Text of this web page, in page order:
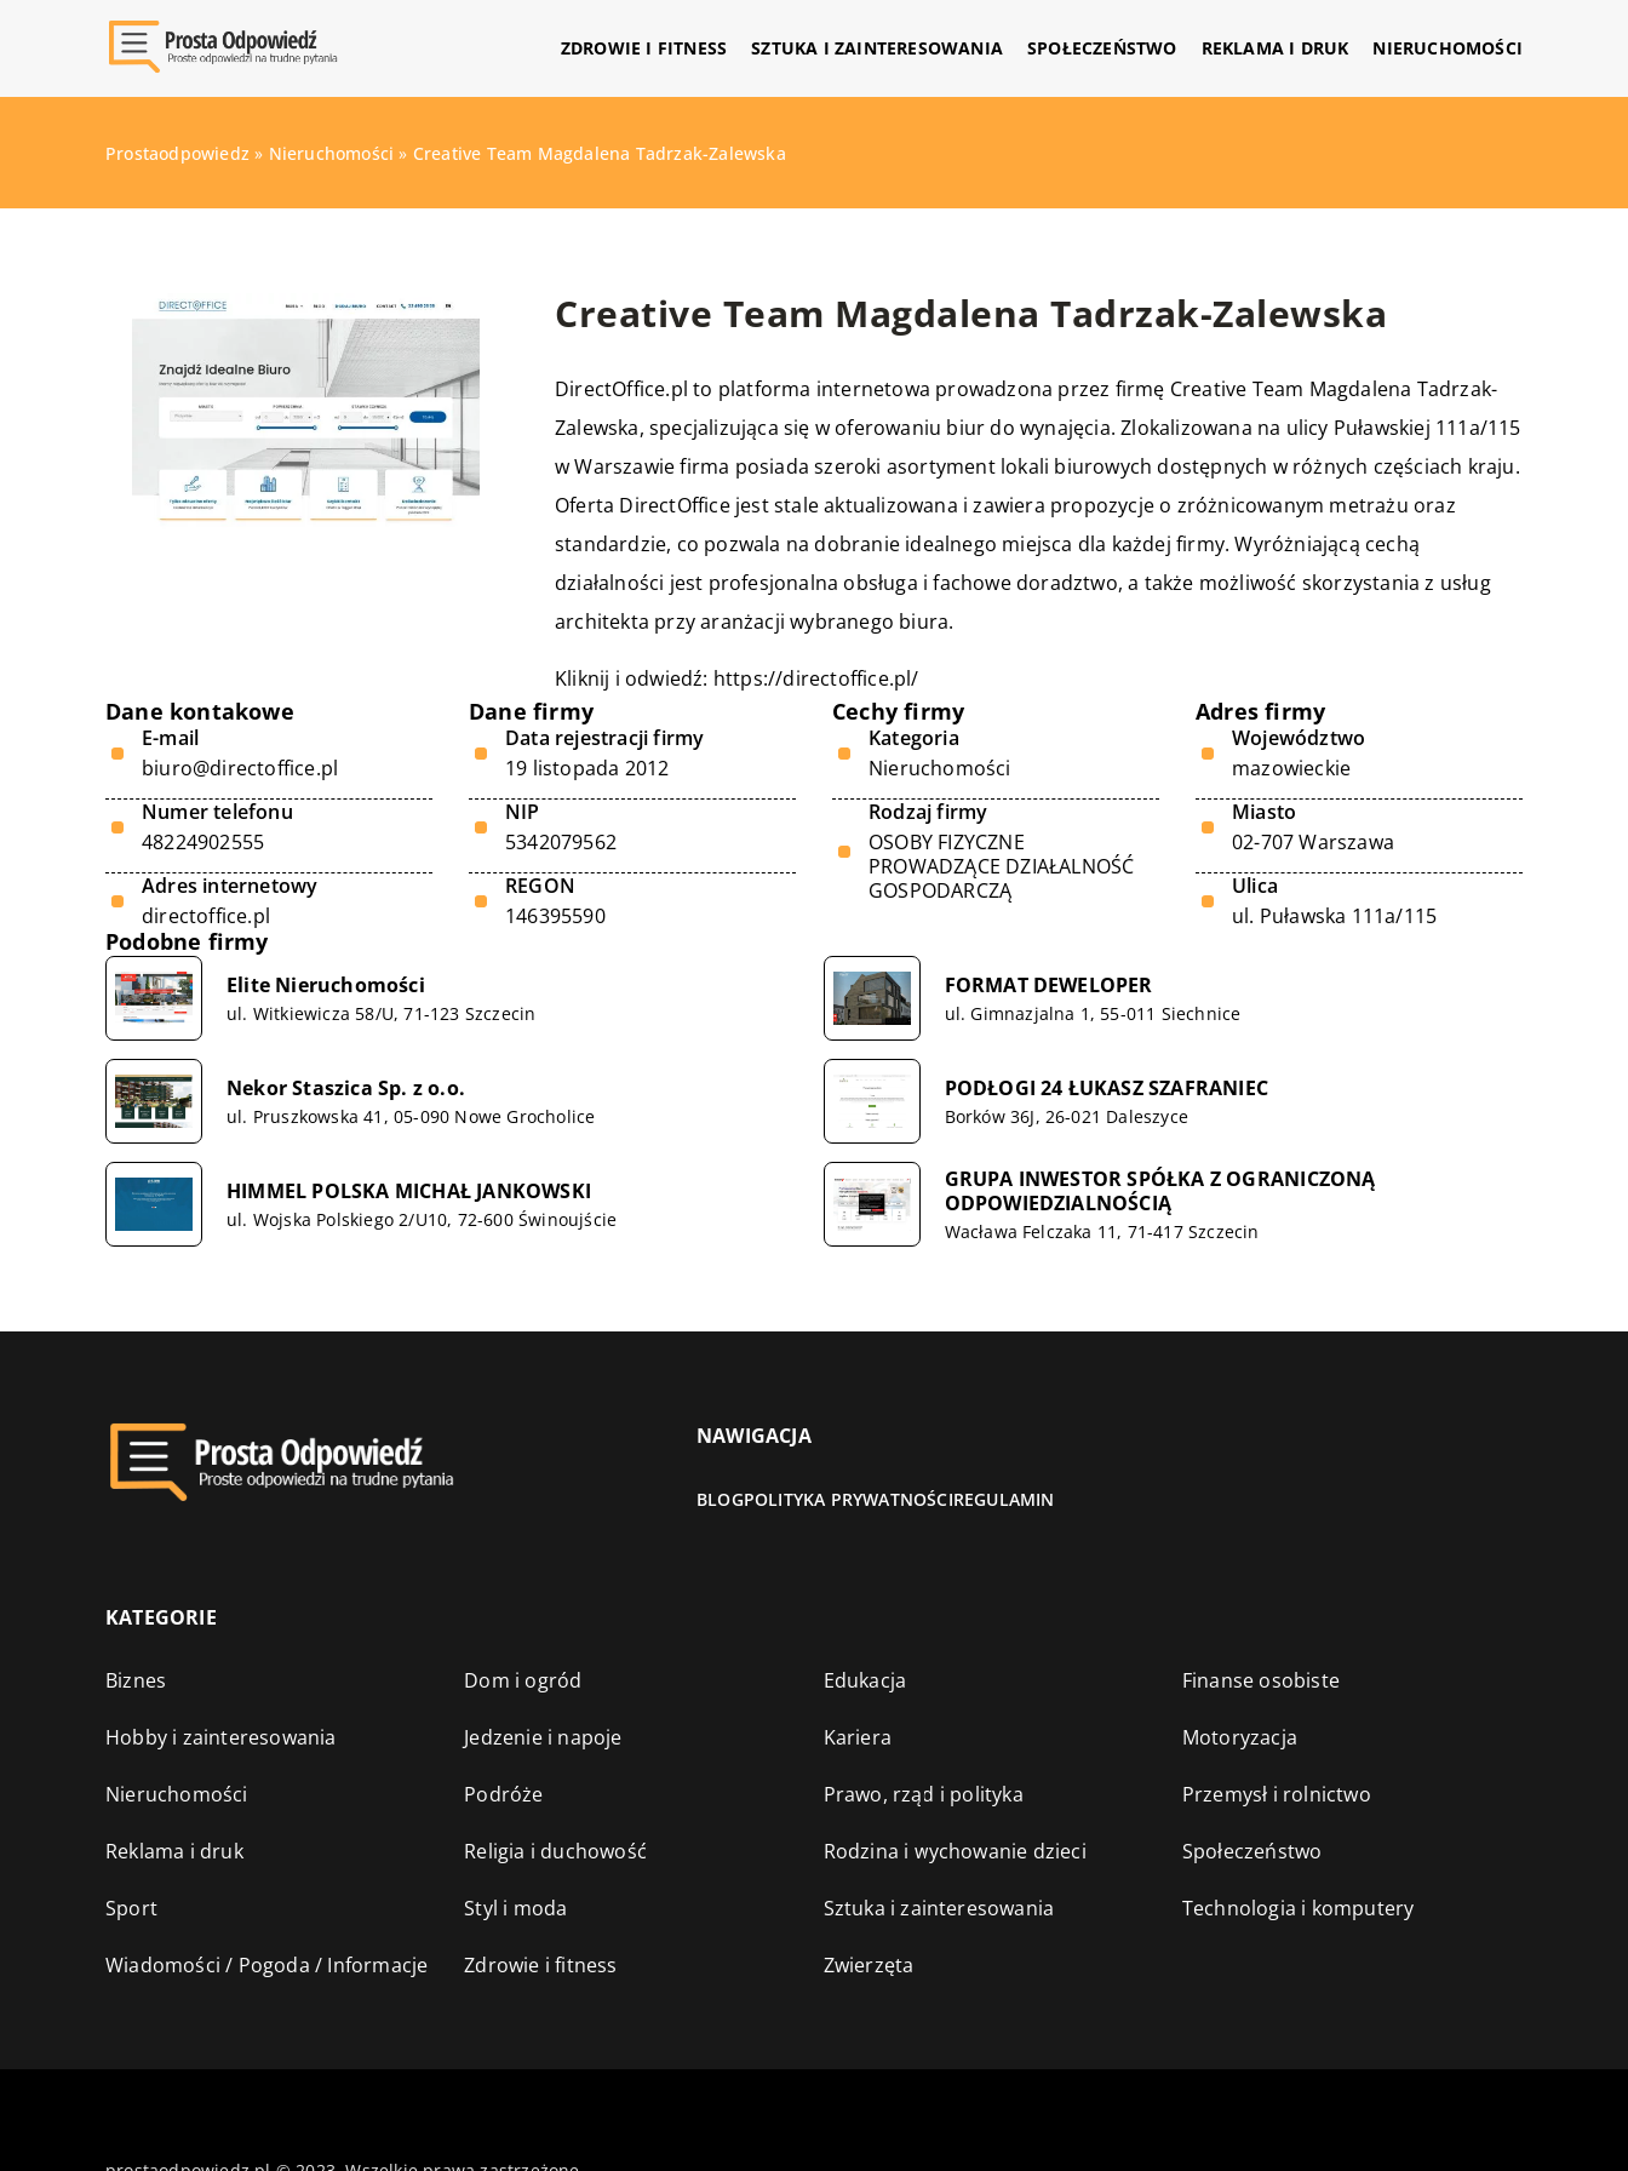
ZDROWIE I FITNESS SZTUKA I ZAINTERESOWANIA SPOŁECZEŃSTWO REKLAMA I DRUK NIERUCHOMOŚCI
Prostaodpowiedz » Nieruchomości » Creative Team Magdalena Tadrzak-Zalewska
Creative Team Magdalena Tadrzak-Zalewska
DirectOffice.pl to platforma internetowa prowadzona przez firmę Creative Team Magdalena Tadrzak-
Zalewska, specjalizująca się w oferowaniu biur do wynajęcia. Zlokalizowana na ulicy Puławskiej 111a/115
w Warszawie firma posiada szeroki asortyment lokali biurowych dostępnych w różnych częściach kraju.
Oferta DirectOffice jest stale aktualizowana i zawiera propozycje o zróżnicowanym metrażu oraz
standardzie, co pozwala na dobranie idealnego miejsca dla każdej firmy. Wyróżniającą cechą
działalności jest profesjonalna obsługa i fachowe doradztwo, a także możliwość skorzystania z usług
architekta przy aranżacji wybranego biura.
Kliknij i odwiedź: https://directoffice.pl/
Dane kontakowe
E-mail
biuro@directoffice.pl
Numer telefonu
48224902555
Adres internetowy
directoffice.pl
Dane firmy
Data rejestracji firmy
19 listopada 2012
NIP
5342079562
REGON
146395590
Cechy firmy
Kategoria
Nieruchomości
Rodzaj firmy
OSOBY FIZYCZNE
PROWADZĄCE DZIAŁALNOŚĆ
GOSPODARCZĄ
Adres firmy
Województwo
mazowieckie
Miasto
02-707 Warszawa
Ulica
ul. Puławska 111a/115
Podobne firmy
Elite Nieruchomości
ul. Witkiewicza 58/U, 71-123 Szczecin
FORMAT DEWELOPER
ul. Gimnazjalna 1, 55-011 Siechnice
Nekor Staszica Sp. z o.o.
ul. Pruszkowska 41, 05-090 Nowe Grocholice
PODŁOGI 24 ŁUKASZ SZAFRANIEC
Borków 36J, 26-021 Daleszyce
HIMMEL POLSKA MICHAŁ JANKOWSKI
ul. Wojska Polskiego 2/U10, 72-600 Świnoujście
GRUPA INWESTOR SPÓŁKA Z OGRANICZONĄ
ODPOWIEDZIALNOŚCIĄ
Wacława Felczaka 11, 71-417 Szczecin
NAWIGACJA
BLOGPOLITYKA PRYWATNOŚCIREGULAMIN
KATEGORIE
Biznes Dom i ogród Edukacja Finanse osobiste
Hobby i zainteresowania Jedzenie i napoje Kariera Motoryzacja
Nieruchomości Podróże Prawo, rząd i polityka Przemysł i rolnictwo
Reklama i druk Religia i duchowość Rodzina i wychowanie dzieci Społeczeństwo
Sport Styl i moda Sztuka i zainteresowania Technologia i komputery
Wiadomości / Pogoda / Informacje Zdrowie i fitness Zwierzęta